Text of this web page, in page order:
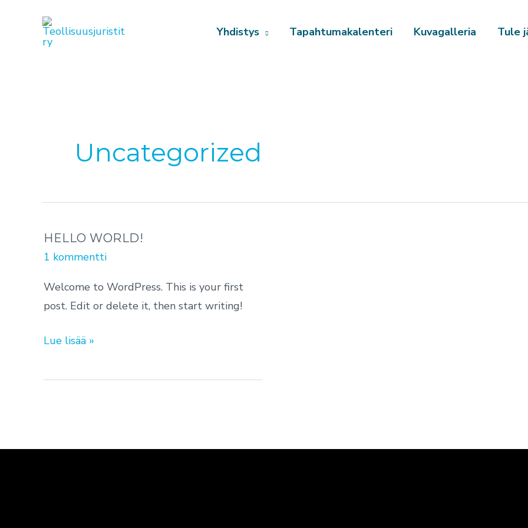
Yhdistys Tapahtumakalenteri Kuvagalleria Tule
Uncategorized
HELLO WORLD!
1 kommentti
Welcome to WordPress. This is your first
post. Edit or delete it, then start writing!
Hello
world!
Lue lisää »